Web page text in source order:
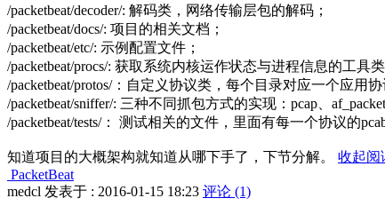
/packetbeat/decoder/: 解码类，网络传输层包的解码；
/packetbeat/docs/: 项目的相关文档；
/packetbeat/etc/: 示例配置文件；
/packetbeat/procs/: 获取系统内核运作状态与进程信息的工具类
/packetbeat/protos/：自定义协议类，每个目录对应一个应用
/packetbeat/sniffer/: 三种不同抓包方式的实现：pcap、
/packetbeat/tests/： 测试相关的文件，里面有每一个协议的
知道项目的大概架构就知道从哪下手了，下节分解。 收起阅
PacketBeat
medcl 发表于 : 2016-01-15 18:23 评论 (1)